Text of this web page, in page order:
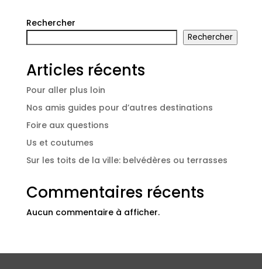
Rechercher
Rechercher
Articles récents
Pour aller plus loin
Nos amis guides pour d’autres destinations
Foire aux questions
Us et coutumes
Sur les toits de la ville: belvédères ou terrasses
Commentaires récents
Aucun commentaire à afficher.